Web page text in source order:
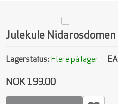
Julekule
Lagerstatus:Flere på lager
NOK 199.00